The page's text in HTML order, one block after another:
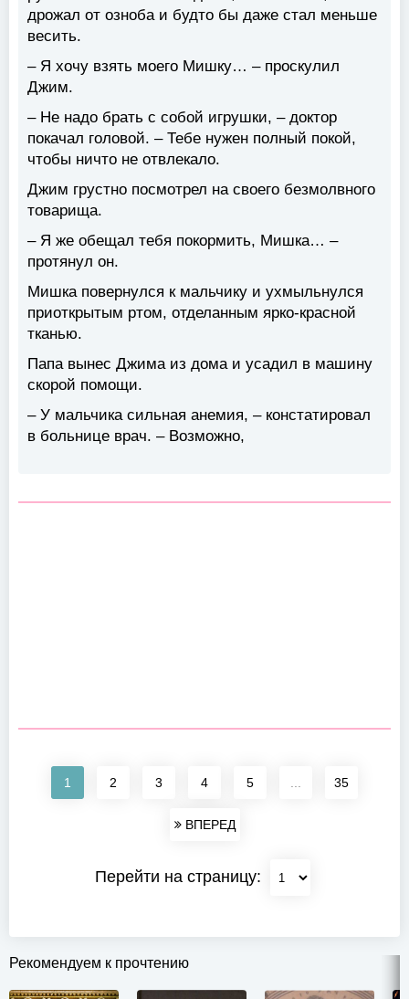
дрожал от озноба и будто бы даже стал меньше
весить.
– Я хочу взять моего Мишку… – проскулил
Джим.
– Не надо брать с собой игрушки, – доктор
покачал головой. – Тебе нужен полный покой,
чтобы ничто не отвлекало.
Джим грустно посмотрел на своего безмолвного
товарища.
– Я же обещал тебя покормить, Мишка… –
протянул он.
Мишка повернулся к мальчику и ухмыльнулся
приоткрытым ртом, отделанным ярко-красной
тканью.
Папа вынес Джима из дома и усадил в машину
скорой помощи.
– У мальчика сильная анемия, – констатировал
в больнице врач. – Возможно,
1 2 3 4 5 ... 35
ВПЕРЕД
Перейти на страницу:
Рекомендуем к прочтению